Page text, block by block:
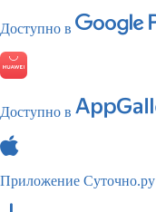
Доступно в
Доступно в
Приложение Суточно.ру